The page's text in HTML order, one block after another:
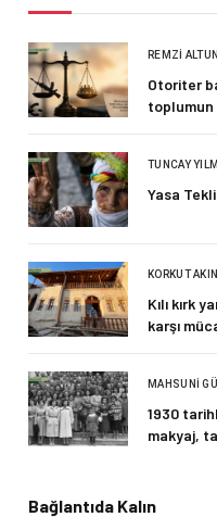
REMZI
Otoriter
toplumun
TUNCAY
Yasa
KORKUT AKIN
Kılı kırk
karşı
MAHSUNI GÜL
1930
makyaj,
Bağlantıda Kalın